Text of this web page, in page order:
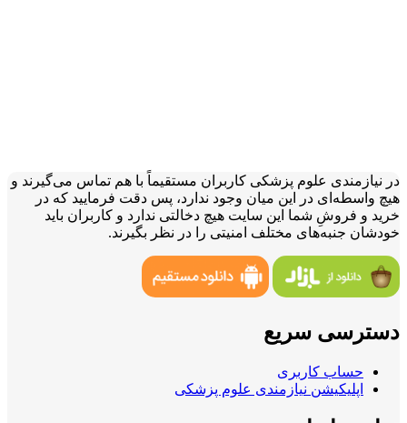
در نیازمندی علوم پزشکی کاربران مستقیماً با هم تماس می‌گیرند و
هیچ واسطه‌ای در این میان وجود ندارد، پس دقت فرمایید که در
خرید و فروشِ شما این سایت هیچ دخالتی ندارد و کاربران باید
خودشان جنبه‌های مختلف امنیتی را در نظر بگیرند.
دسترسی سریع
حساب کاربری
اپلیکیشن نیازمندی علوم پزشکی